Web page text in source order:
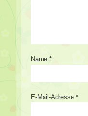
Name *
E-Mail-Adresse *